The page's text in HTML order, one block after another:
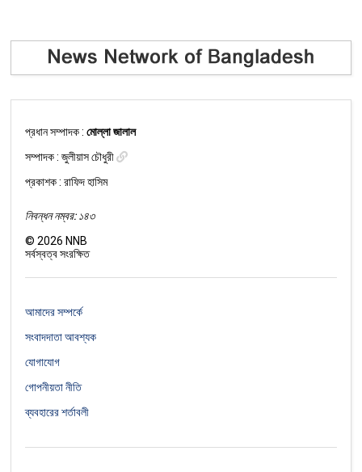
প্রধান সম্পাদক :মোল্লা জালাল
সম্পাদক :জুলীয়াস চৌধুরী
প্রকাশক : রাফিদ হাসিম
নিবন্ধন নম্বর: ১৪৩
©2026 NNB
সর্বস্বত্ব সংরক্ষিত
আমাদের সম্পর্কে
সংবাদদাতা আবশ্যক
যোগাযোগ
গোপনীয়তা নীতি
ব্যবহারের শর্তাবলী